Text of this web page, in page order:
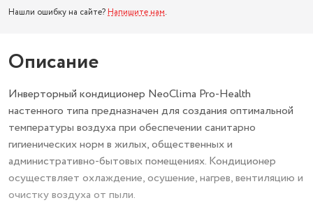
Нашли ошибку на сайте? Напишите нам.
Описание
Инверторный кондиционер NeoClima Pro-Health
настенного типа предназначен для создания оптимальной
температуры воздуха при обеспечении санитарно
гигиенических норм в жилых, общественных и
административно-бытовых помещениях. Кондиционер
осуществляет охлаждение, осушение, нагрев, вентиляцию и
очистку воздуха от пыли.